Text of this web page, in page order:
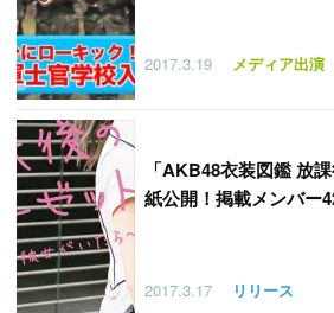
2017.3.19 メディア出演
「AKB48衣装図鑑 放
紙公開！掲載メンバー
2017.3.17 リリース